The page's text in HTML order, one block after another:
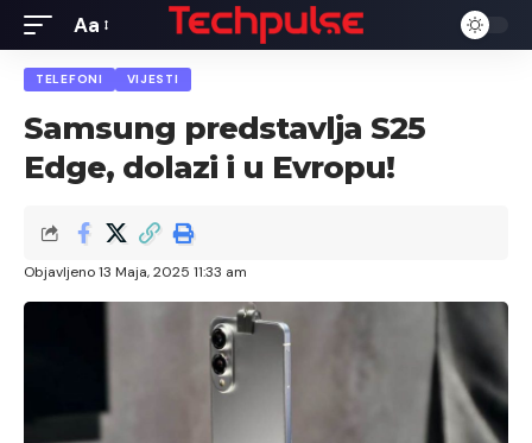
Font
Resizer
Aa
TELEFONI VIJESTI
Samsung predstavlja S25
Edge, dolazi i u Evropu!
Objavljeno 13 Maja, 2025 11:33 am